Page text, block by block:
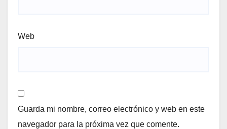
Web
Guarda mi nombre, correo electrónico y web en este
navegador para la próxima vez que comente.